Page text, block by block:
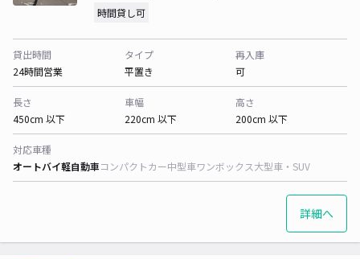
時間貸し可
貸出時間
24時間営業
タイプ
平置き
再入庫
可
長さ
450cm 以下
車幅
220cm 以下
高さ
200cm 以下
対応車種
オートバイ軽自動車コンパクトカー中型車ワンボックス大型車・SUV
詳細へ